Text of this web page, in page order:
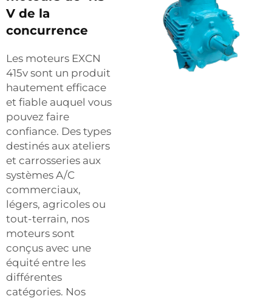
V de la
concurrence
Les moteurs EXCN
415v sont un produit
hautement efficace
et fiable auquel vous
pouvez faire
confiance. Des types
destinés aux ateliers
et carrosseries aux
systèmes A/C
commerciaux,
légers, agricoles ou
tout-terrain, nos
moteurs sont
conçus avec une
équité entre les
différentes
catégories. Nos